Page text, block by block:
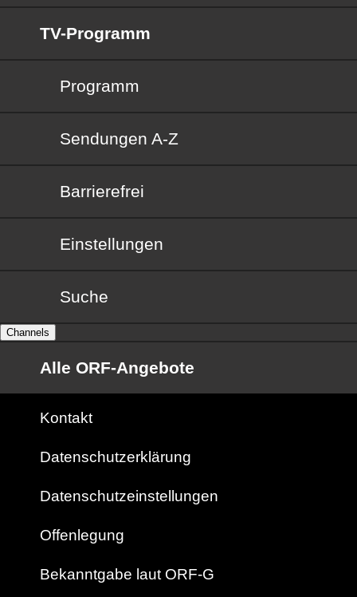
TV-Programm
Programm
Sendungen von A bis Z
Sendungen A-Z
Barrierefrei
Barrierefrei
Einstellungen
Suche
Channels
Alle ORF-Angebote
Kontakt
Datenschutzerklärung
Datenschutzeinstellungen
Offenlegung
Bekanntgabe laut ORF-G